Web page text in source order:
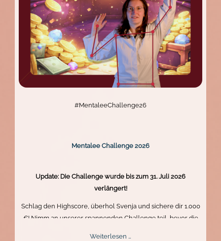
#MentaleeChallenge26
Mentalee Challenge 2026
Update: Die Challenge wurde bis zum 31. Juli 2026
verlängert!
Schlag den Highscore, überhol Svenja und sichere dir 1.000
€! Nimm an unserer spannenden Challenge teil, bevor die
Weiterlesen …